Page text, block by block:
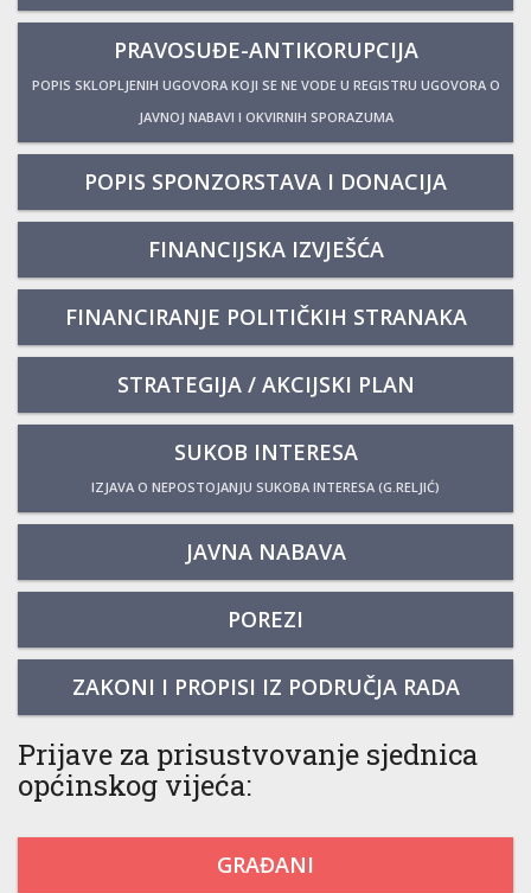
PRAVOSUĐE-ANTIKORUPCIJA
POPIS SKLOPLJENIH UGOVORA KOJI SE NE VODE U REGISTRU UGOVORA O
JAVNOJ NABAVI I OKVIRNIH SPORAZUMA
POPIS SPONZORSTAVA I DONACIJA
FINANCIJSKA IZVJEŠĆA
FINANCIRANJE POLITIČKIH STRANAKA
STRATEGIJA / AKCIJSKI PLAN
SUKOB INTERESA
IZJAVA O NEPOSTOJANJU SUKOBA INTERESA (G.RELJIĆ)
JAVNA NABAVA
POREZI
ZAKONI I PROPISI IZ PODRUČJA RADA
Prijave za prisustvovanje sjednica
općinskog vijeća:
GRAĐANI